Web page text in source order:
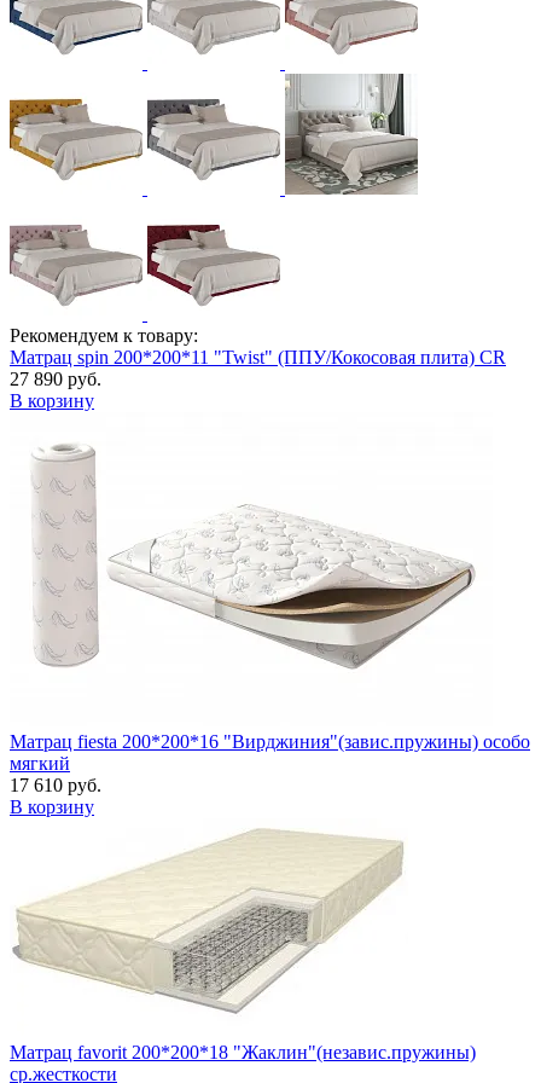
Рекомендуем к товару:
Матрац spin 200*200*11 "Twist" (ППУ/Кокосовая плита) CR
27 890 руб.
В корзину
Матрац fiesta 200*200*16 "Вирджиния"(завис.пружины) особо
мягкий
17 610 руб.
В корзину
Матрац favorit 200*200*18 "Жаклин"(независ.пружины)
ср.жесткости